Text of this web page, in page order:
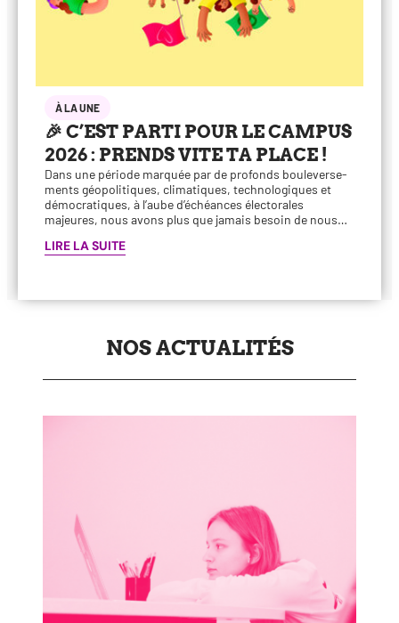
À LA UNE
🎉 C’EST PARTI POUR LE CAMPUS
2026 : PRENDS VITE TA PLACE !
Dans une période mar­quée par de pro­fonds bou­le­ver­se­
ments géo­po­li­tiques, cli­ma­tiques, tech­no­lo­giques et
démo­cra­tiques, à l’aube d’échéances élec­to­rales
majeures, nous avons plus que jamais besoin de nous…
LIRE LA SUITE
NOS ACTUALITÉS